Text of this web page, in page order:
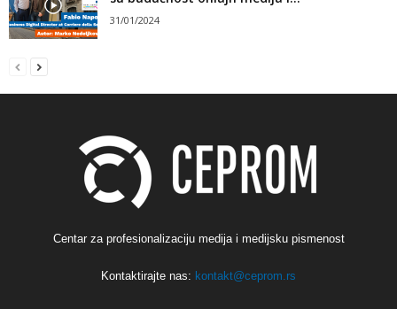
31/01/2024
Centar za profesionalizaciju medija i medijsku pismenost
Kontaktirajte nas: kontakt@ceprom.rs